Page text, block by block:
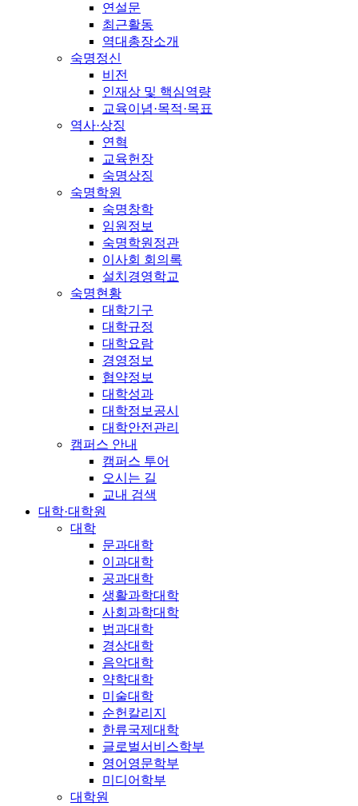
연설문
최근활동
역대총장소개
숙명정신
비전
인재상 및 핵심역량
교육이념·목적·목표
역사·상징
연혁
교육헌장
숙명상징
숙명학원
숙명창학
임원정보
숙명학원정관
이사회 회의록
설치경영학교
숙명현황
대학기구
대학규정
대학요람
경영정보
협약정보
대학성과
대학정보공시
대학안전관리
캠퍼스 안내
캠퍼스 투어
오시는 길
교내 검색
대학·대학원
대학
문과대학
이과대학
공과대학
생활과학대학
사회과학대학
법과대학
경상대학
음악대학
약학대학
미술대학
순헌칼리지
한류국제대학
글로벌서비스학부
영어영문학부
미디어학부
대학원